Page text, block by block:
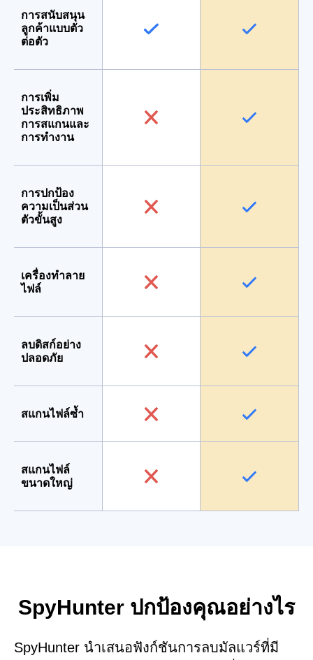
การสนับสนุน
ลูกค้าแบบตัว
ต่อตัว
การเพิ่ม
ประสิทธิภาพ
การสแกนและ
การทำงาน
การปกป้อง
ความเป็นส่วน
ตัวขั้นสูง
เครื่องทำลาย
ไฟล์
ลบดิสก์อย่าง
ปลอดภัย
สแกนไฟล์ซ้ำ
สแกนไฟล์
ขนาดใหญ่
SpyHunter ปกป้องคุณอย่างไร
SpyHunter นำเสนอฟังก์ชันการลบมัลแวร์ที่มี